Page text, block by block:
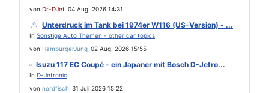
von Dr-DJet 04 Aug. 2026 14:31
Unterdruck im Tank bei 1974er W116 (US-Version) - ...
In Sonstige Auto Themen - other car topics
von HamburgerJung 02 Aug. 2026 15:55
Isuzu 117 EC Coupé - ein Japaner mit Bosch D-Jetro...
In D-Jetronic
von nordfisch 31 Juli 2026 15:22